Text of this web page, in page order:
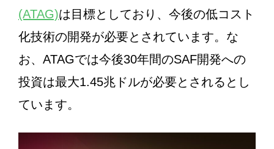
(ATAG)は目標としており、今後の低コスト
化技術の開発が必要とされています。な
お、ATAGでは今後30年間のSAF開発への
投資は最大1.45兆ドルが必要とされるとし
ています。